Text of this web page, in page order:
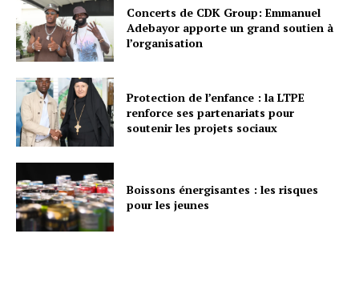
Concerts de CDK Group: Emmanuel
Adebayor apporte un grand soutien à
l’organisation
Protection de l’enfance : la LTPE
renforce ses partenariats pour
soutenir les projets sociaux
Boissons énergisantes : les risques
pour les jeunes